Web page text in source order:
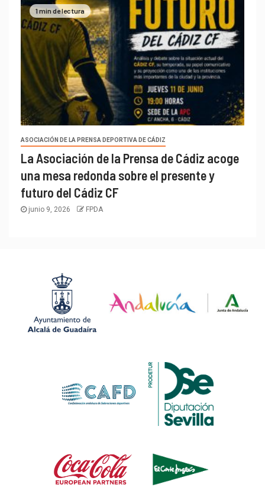
1 min de lectura
ASOCIACIÓN DE LA PRENSA DEPORTIVA DE CÁDIZ
La Asociación de la Prensa de Cádiz acoge
una mesa redonda sobre el presente y
futuro del Cádiz CF
junio 9, 2026 FPDA